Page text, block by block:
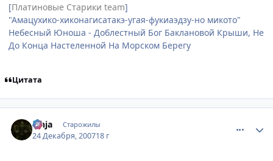
[Платиновые Старики team]
"Амацухико-хиконагисатакэ-угая-фукиаэдзу-но микото"
Небесный Юноша - Доблестный Бог Баклановой Крыши, Не
До Конца Настеленной На Морском Берегу
Цитата
Zinja Старожилы
24 Декабря, 200718 г